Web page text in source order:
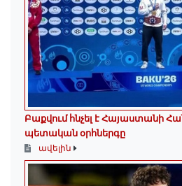
Բաքվում հնչել է Հայաստանի
պետական օրհներգը
ավելին